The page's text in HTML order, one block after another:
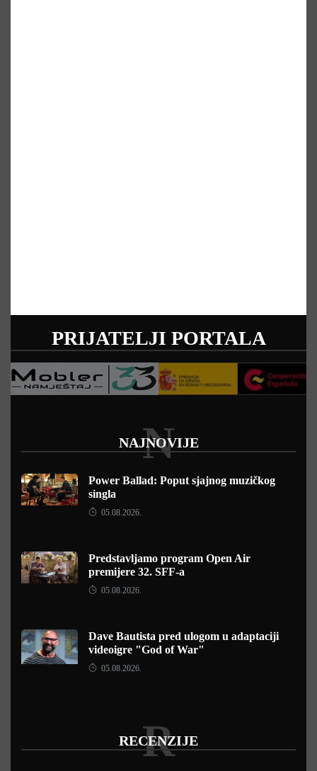
PRIJATELJI PORTALA
NAJNOVIJE
N
Power Ballad: Poput sjajnog muzičkog
singla
05.08.2026.
Predstavljamo program Open Air
premijere 32. SFF-a
05.08.2026.
Dave Bautista pred ulogom u adaptaciji
videoigre "God of War"
05.08.2026.
RECENZIJE
R